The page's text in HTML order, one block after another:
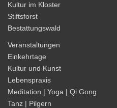
Kultur im Kloster
Stiftsforst
Bestattungswald
Veranstaltungen
Einkehrtage
Kultur und Kunst
Lebenspraxis
Meditation | Yoga | Qi Gong
Tanz | Pilgern